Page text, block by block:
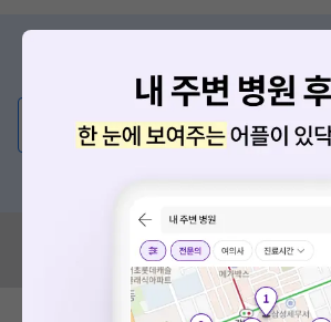
의사가 직접 답해드려요!
💬 무엇이든 물어보세요
혹시 잘못된 병원정보가 있나요?
모두닥 팀에 알려주세요!